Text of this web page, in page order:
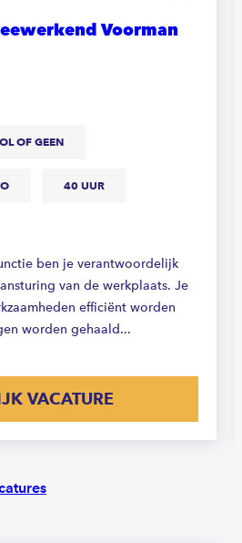
Voorman
OF GEEN
40 UUR
ben je verantwoordelijk
van de werkplaats. Je
efficiënt worden
worden gehaald...
VACATURE